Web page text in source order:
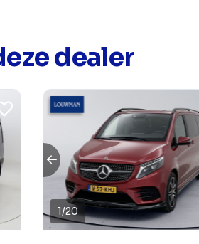
dealer
1/20